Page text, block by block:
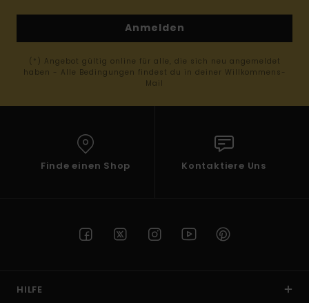
Anmelden
(*) Angebot gültig online für alle, die sich neu angemeldet
haben - Alle Bedingungen findest du in deiner Willkommens-
Mail
Finde einen Shop Kontaktiere Uns
HILFE